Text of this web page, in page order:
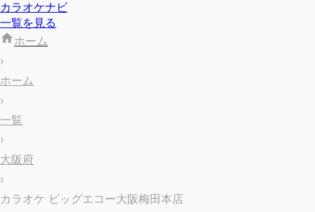
カラオケナビ
一覧を見る
ホーム
›
ホーム
›
一覧
›
大阪府
›
カラオケ ビッグエコー大阪梅田本店